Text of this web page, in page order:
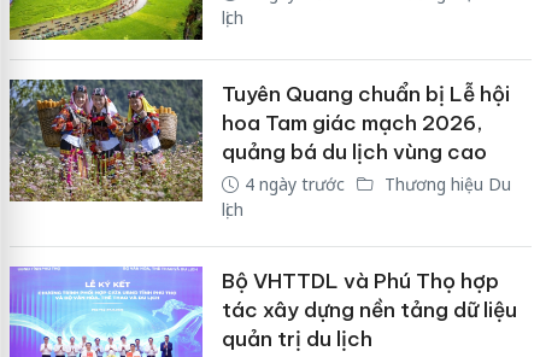
lịch
Tuyên Quang chuẩn bị Lễ hội
hoa Tam giác mạch 2026,
quảng bá du lịch vùng cao
4 ngày trước
Thương hiệu Du
lịch
Bộ VHTTDL và Phú Thọ hợp
tác xây dựng nền tảng dữ liệu
quản trị du lịch